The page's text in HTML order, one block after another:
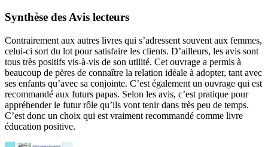
Synthèse des Avis lecteurs
Contrairement aux autres livres qui s’adressent souvent aux femmes,
celui-ci sort du lot pour satisfaire les clients. D’ailleurs, les avis sont
tous très positifs vis-à-vis de son utilité. Cet ouvrage a permis à
beaucoup de pères de connaître la relation idéale à adopter, tant avec
ses enfants qu’avec sa conjointe. C’est également un ouvrage qui est
recommandé aux futurs papas. Selon les avis, c’est pratique pour
appréhender le futur rôle qu’ils vont tenir dans très peu de temps.
C’est donc un choix qui est vraiment recommandé comme livre
éducation positive.